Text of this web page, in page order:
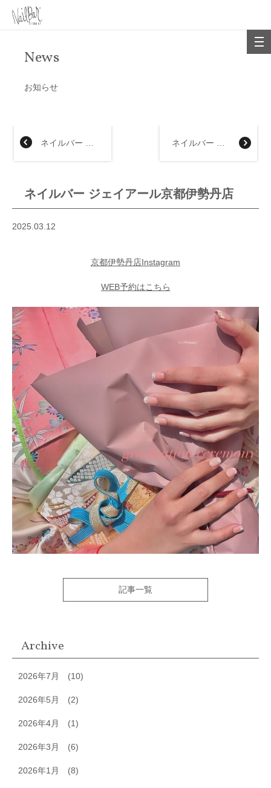
News
お知らせ
ネイルバー ジェイアール京都伊勢丹店
2025.03.12
京都伊勢丹店Instagram
WEB予約はこちら
記事一覧
Archive
2026年7月 (10)
2026年5月 (2)
2026年4月 (1)
2026年3月 (6)
2026年1月 (8)